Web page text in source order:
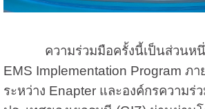
ความร่วมมือครั้งนี้เป็นส่วนหนึ่ง
EMS Implementation Program ภ
ระหว่าง Enapter และองค์กรความร่